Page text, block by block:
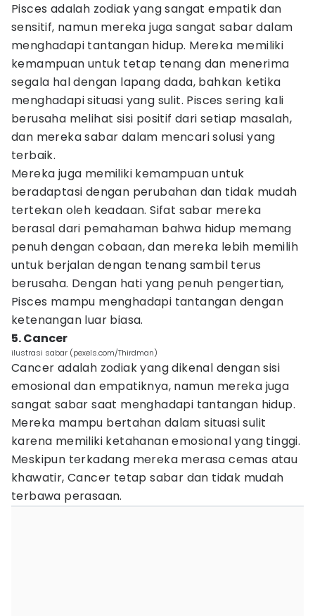
Pisces adalah zodiak yang sangat empatik dan
sensitif, namun mereka juga sangat sabar dalam
menghadapi tantangan hidup. Mereka memiliki
kemampuan untuk tetap tenang dan menerima
segala hal dengan lapang dada, bahkan ketika
menghadapi situasi yang sulit. Pisces sering kali
berusaha melihat sisi positif dari setiap masalah,
dan mereka sabar dalam mencari solusi yang
terbaik.
Mereka juga memiliki kemampuan untuk
beradaptasi dengan perubahan dan tidak mudah
tertekan oleh keadaan. Sifat sabar mereka
berasal dari pemahaman bahwa hidup memang
penuh dengan cobaan, dan mereka lebih memilih
untuk berjalan dengan tenang sambil terus
berusaha. Dengan hati yang penuh pengertian,
Pisces mampu menghadapi tantangan dengan
ketenangan luar biasa.
5. Cancer
ilustrasi sabar (pexels.com/Thirdman)
Cancer adalah zodiak yang dikenal dengan sisi
emosional dan empatiknya, namun mereka juga
sangat sabar saat menghadapi tantangan hidup.
Mereka mampu bertahan dalam situasi sulit
karena memiliki ketahanan emosional yang tinggi.
Meskipun terkadang mereka merasa cemas atau
khawatir, Cancer tetap sabar dan tidak mudah
terbawa perasaan.